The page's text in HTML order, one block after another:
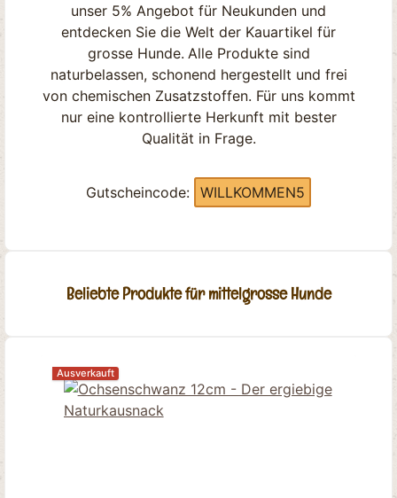
unser 5% Angebot für Neukunden und
entdecken Sie die Welt der Kauartikel für
grosse Hunde. Alle Produkte sind
naturbelassen, schonend hergestellt und frei
von chemischen Zusatzstoffen. Für uns kommt
nur eine kontrollierte Herkunft mit bester
Qualität in Frage.
Gutscheincode: WILLKOMMEN5
Beliebte Produkte für mittelgrosse Hunde
Produktgalerie überspringen
Ausverkauft